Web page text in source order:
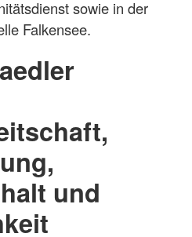
sowie in der
Falkensee.
und